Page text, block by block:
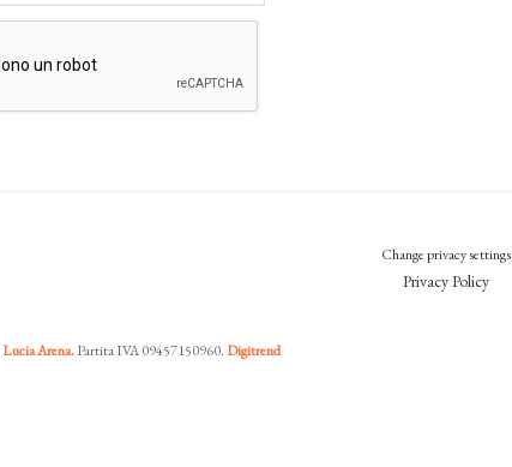
Change privacy settings
Privacy Policy
Lucia Arena.Partita IVA 09457150960. Digitrend